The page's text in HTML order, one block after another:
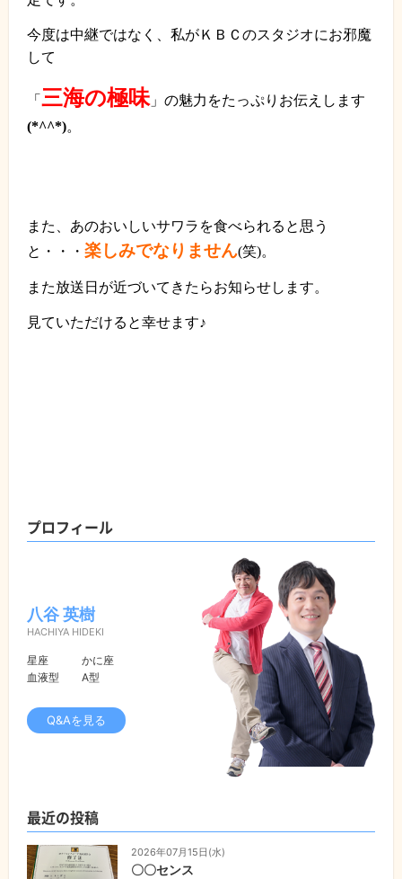
今度は中継ではなく、私がＫＢＣのスタジオにお邪魔
して
「 三海の極味」の魅力をたっぷりお伝えします
(*^^*)。
また、あのおいしいサワラを食べられると思う
と・・・ 楽しみでなりません(笑)。
また放送日が近づいてきたらお知らせします。
見ていただけると幸せます♪
プロフィール
八谷 英樹
HACHIYA HIDEKI
星座
かに座
血液型
A型
Q&Aを見る
最近の投稿
2026年07月15日(水)
〇〇センス